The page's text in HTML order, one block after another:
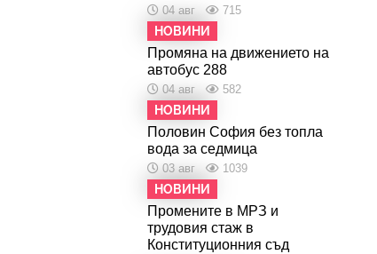
04 авг 715
НОВИНИ
Промяна на движението на
автобус 288
04 авг 582
НОВИНИ
Половин София без топла
вода за седмица
03 авг 1039
НОВИНИ
Промените в МРЗ и
трудовия стаж в
Конституционния съд